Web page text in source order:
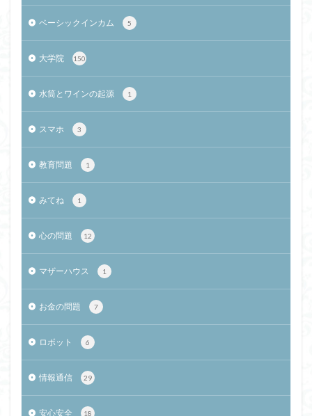
ベーシックインカム 5
大学院 150
水筒とワインの起源 1
スマホ 3
教育問題 1
みてね 1
心の問題 12
マザーハウス 1
お金の問題 7
ロボット 6
情報通信 29
安心安全 18